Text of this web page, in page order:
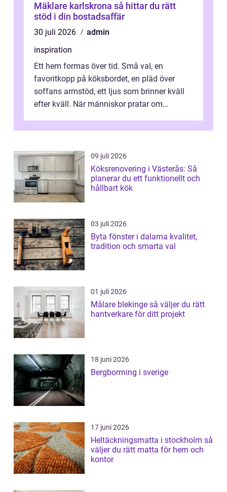
Mäklare karlskrona så hittar du rätt
stöd i din bostadsaffär
30 juli 2026
admin
inspiration
Ett hem formas över tid. Små val, en
favoritkopp på köksbordet, en pläd över
soffans armstöd, ett ljus som brinner kväll
efter kväll. När människor pratar om
fä...
09 juli 2026
Köksrenovering i Västerås: Så
planerar du ett funktionellt och
hållbart kök
03 juli 2026
Byta fönster i dalarna kvalitet,
tradition och smarta val
01 juli 2026
Målare blekinge så väljer du rätt
hantverkare för ditt projekt
18 juni 2026
Bergborrning i sverige
17 juni 2026
Heltäckningsmatta i stockholm så
väljer du rätt matta för hem och
kontor